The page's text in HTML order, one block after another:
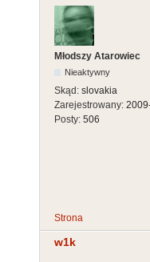
Młodszy Atarowiec
Nieaktywny
Skąd: slovakia
Zarejestrowany:
Posty: 506
Strona
w1k